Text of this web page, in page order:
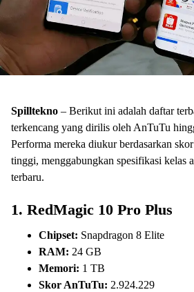
Spilltekno – Berikut ini adalah daftar
terkencang yang dirilis oleh AnTuTu
Performa mereka diukur berdasarkan
tinggi, menggabungkan spesifikasi kelas
terbaru.
1. RedMagic 10 Pro Plus
Chipset: Snapdragon 8 Elite
RAM: 24 GB
Memori: 1 TB
Skor AnTuTu: 2.924.229